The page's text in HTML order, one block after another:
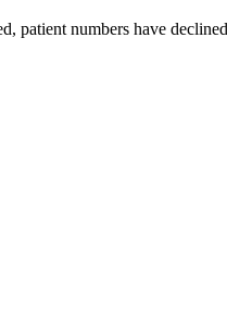
patient numbers have